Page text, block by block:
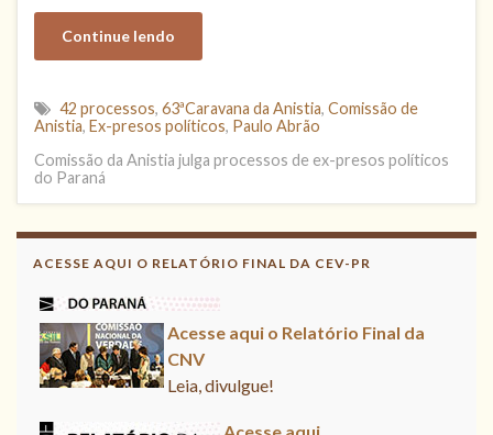
Continue lendo
42 processos, 63ªCaravana da Anistia, Comissão de
Anistia, Ex-presos políticos, Paulo Abrão
Comissão da Anistia julga processos de ex-presos políticos
do Paraná
ACESSE AQUI O RELATÓRIO FINAL DA CEV-PR